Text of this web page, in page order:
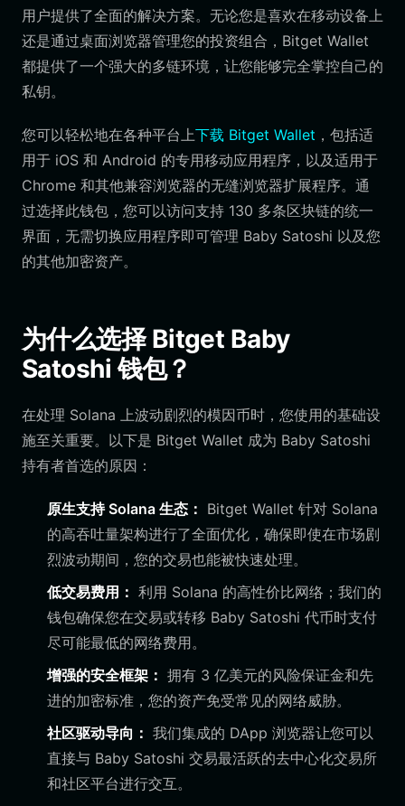
用户提供了全面的解决方案。无论您是喜欢在移动设备上
还是通过桌面浏览器管理您的投资组合，Bitget Wallet
都提供了一个强大的多链环境，让您能够完全掌控自己的
私钥。
您可以轻松地在各种平台上下载 Bitget Wallet ，包括适
用于 iOS 和 Android 的专用移动应用程序，以及适用于
Chrome 和其他兼容浏览器的无缝浏览器扩展程序。通
过选择此钱包，您可以访问支持 130 多条区块链的统一
界面，无需切换应用程序即可管理 Baby Satoshi 以及您
的其他加密资产。
为什么选择 Bitget Baby
Satoshi 钱包？
在处理 Solana 上波动剧烈的模因币时，您使用的基础设
施至关重要。以下是 Bitget Wallet 成为 Baby Satoshi
持有者首选的原因：
原生支持 Solana 生态： Bitget Wallet 针对 Solana
的高吞吐量架构进行了全面优化，确保即使在市场剧
烈波动期间，您的交易也能被快速处理。
低交易费用： 利用 Solana 的高性价比网络；我们的
钱包确保您在交易或转移 Baby Satoshi 代币时支付
尽可能最低的网络费用。
增强的安全框架： 拥有 3 亿美元的风险保证金和先
进的加密标准，您的资产免受常见的网络威胁。
社区驱动导向： 我们集成的 DApp 浏览器让您可以
直接与 Baby Satoshi 交易最活跃的去中心化交易所
和社区平台进行交互。